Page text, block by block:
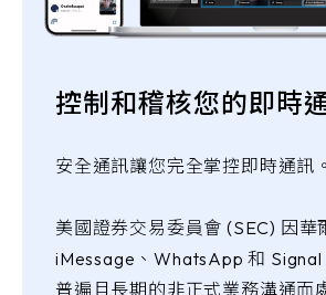
控制和稽核您的即時
安全通訊讓您完全掌控即時通訊。
美國證券交易委員會 (SEC) 因華
iMessage、WhatsApp 和
普遍且長期的非正式業務溝通而